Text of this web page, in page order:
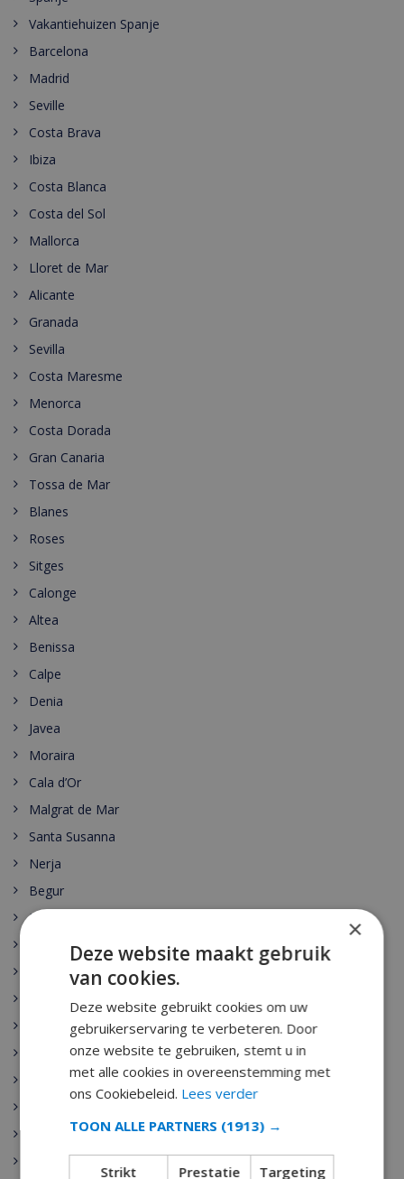
Vakantiehuizen Spanje
Barcelona
Madrid
Seville
Costa Brava
Ibiza
Costa Blanca
Costa del Sol
Mallorca
Lloret de Mar
Alicante
Granada
Sevilla
Costa Maresme
Menorca
Costa Dorada
Gran Canaria
Tossa de Mar
Blanes
Roses
Sitges
Calonge
Altea
Benissa
Calpe
Denia
Javea
Moraira
Cala d’Or
Malgrat de Mar
Santa Susanna
Nerja
Begur
Escala
Palamos
Playa de Aro
Sant Antoni de Calonge
Tamariu
Pineda de Mar
×
Deze website maakt gebruik
van cookies.
Deze website gebruikt cookies om uw
gebruikerservaring te verbeteren. Door
onze website te gebruiken, stemt u in
met alle cookies in overeenstemming met
ons Cookiebeleid. Lees verder
TOON ALLE PARTNERS (1913) →
Strikt
Prestatie Targeting